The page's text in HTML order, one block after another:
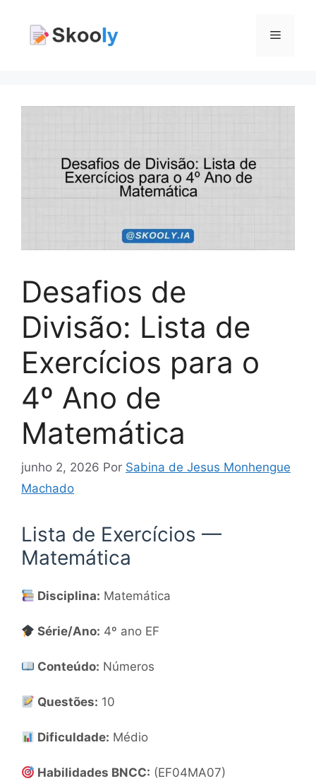
Menu
Desafios de
Divisão: Lista de
Exercícios para o
4º Ano de
Matemática
junho 2, 2026 Por Sabina de Jesus Monhengue
Machado
Lista de Exercícios —
Matemática
Disciplina: Matemática
Série/Ano: 4º ano EF
Conteúdo: Números
Questões: 10
Dificuldade: Médio
Habilidades BNCC: (EF04MA07)